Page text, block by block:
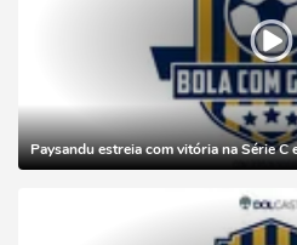
Paysandu estreia com vitória na Série C